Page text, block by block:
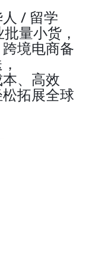
/ 留学
量小货，
境电商备
、高效
拓展全球